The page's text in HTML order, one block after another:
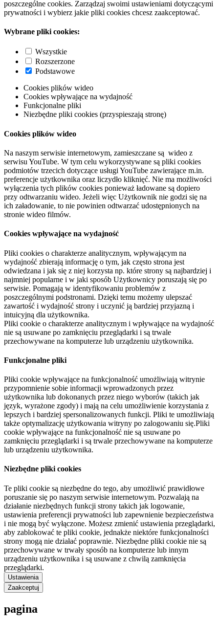
poszczególne cookies. Zarządzaj swoimi ustawieniami dotyczącymi
prywatności i wybierz jakie pliki cookies chcesz zaakceptować.
Wybrane pliki cookies:
Wszystkie
Rozszerzone
Podstawowe
Cookies plików wideo
Cookies wpływające na wydajność
Funkcjonalne pliki
Niezbędne pliki cookies (przyspieszają stronę)
Cookies plików wideo
Na naszym serwisie internetowym, zamieszczane są wideo z
serwisu YouTube. W tym celu wykorzystywane są pliki cookies
podmiotów trzecich dotyczące usługi YouTube zawierające m.in.
preferencje użytkownika oraz liczydło kliknięć. Nie ma możliwości
wyłączenia tych plików cookies ponieważ ładowane są dopiero
przy odtwarzaniu wideo. Jeżeli więc Użytkownik nie godzi się na
ich załadowanie, to nie powinien odtwarzać udostępnionych na
stronie wideo filmów.
Cookies wpływające na wydajność
Pliki cookies o charakterze analitycznym, wpływającym na
wydajność zbierają informację o tym, jak często strona jest
odwiedzana i jak się z niej korzysta np. które strony są najbardziej i
najmniej popularne i w jaki sposób Użytkownicy poruszają się po
serwisie. Pomagają w identyfikowaniu problemów z
poszczególnymi podstronami. Dzięki temu możemy ulepszać
zawartość i wydajność strony i uczynić ją bardziej przyjazną i
intuicyjną dla użytkownika.
Pliki cookie o charakterze analitycznym i wpływające na wydajność
nie są usuwane po zamknięciu przeglądarki i są trwale
przechowywane na komputerze lub urządzeniu użytkownika.
Funkcjonalne pliki
Pliki cookie wpływające na funkcjonalność umożliwiają witrynie
przypomnienie sobie informacji wprowadzonych przez
użytkownika lub dokonanych przez niego wyborów (takich jak
język, wyrażone zgody) i mają na celu umożliwienie korzystania z
lepszych i bardziej spersonalizowanych funkcji. Pliki te umożliwiają
także optymalizację użytkowania witryny po zalogowaniu się.Pliki
cookie wpływające na funkcjonalność nie są usuwane po
zamknięciu przeglądarki i są trwale przechowywane na komputerze
lub urządzeniu użytkownika.
Niezbędne pliki cookies
Te pliki cookie są niezbędne do tego, aby umożliwić prawidłowe
poruszanie się po naszym serwisie internetowym. Pozwalają na
działanie niezbędnych funkcji strony takich jak logowanie,
ustawienia preferencji prywatności lub zapewnienie bezpieczeństwa
i nie mogą być wyłączone. Możesz zmienić ustawienia przeglądarki,
aby zablokować te pliki cookie, jednakże niektóre funkcjonalności
strony mogą nie działać poprawnie. Niezbędne pliki cookie nie są
przechowywane w trwały sposób na komputerze lub innym
urządzeniu użytkownika i są usuwane z chwilą zamknięcia
przeglądarki.
Ustawienia
Zaakceptuj
pagina